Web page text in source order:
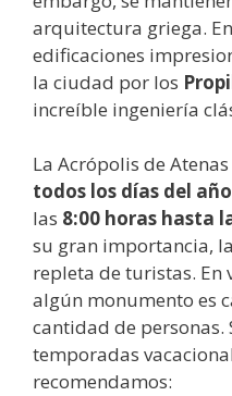
arquitectura griega.
edificaciones
la ciudad por los
increíble ingeniería
La Acrópolis de Atenas
todos los días del
las 8:00 horas hasta
su gran importancia,
repleta de turistas. En
algún monumento es
cantidad de personas.
temporadas
recomendamos: